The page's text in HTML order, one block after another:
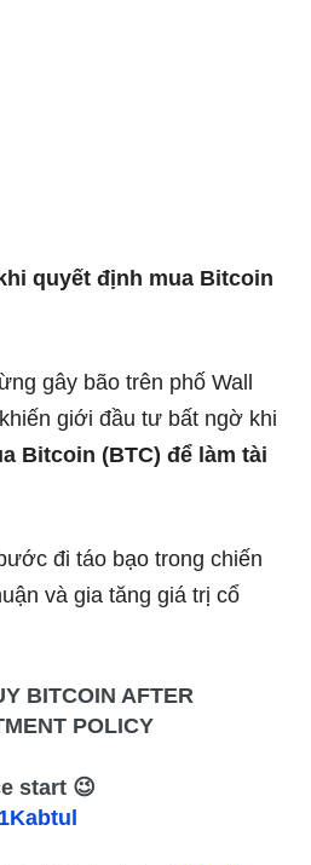
quyết định mua Bitcoin
gây bão trên phố Wall
giới đầu tư bất ngờ khi
Bitcoin (BTC) để làm tài
đi táo bạo trong chiến
và gia tăng giá trị cổ
BITCOIN AFTER
POLICY
start 😉